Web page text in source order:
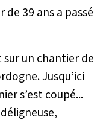
39 ans a passé
un chantier de
Jusqu’ici
s’est coupé...